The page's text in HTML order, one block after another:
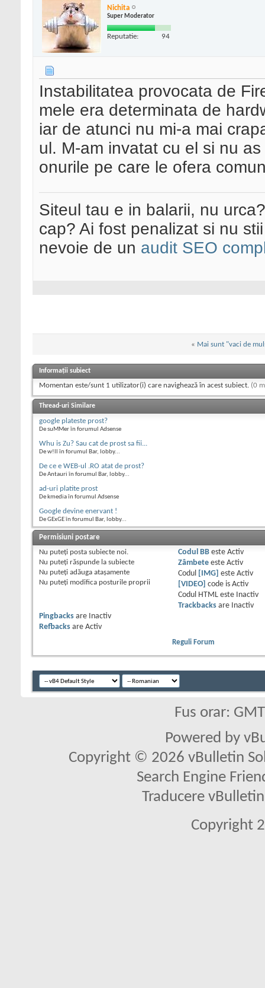
Nichita
Super Moderator
Reputatie: 94
Instabilitatea provocata de
mele era determinata de
iar de atunci nu mi-a mai
ul. M-am invatat cu el si nu
onurile pe care le ofera
Siteul tau e in balarii, nu
cap? Ai fost penalizat si nu
nevoie de un audit SEO
« Mai sunt "vaci de
Informații subiect
Momentan este/sunt 1 utilizator(i) care navighează în acest subiect. (0
Thread-uri Similare
google plateste prost?
De suMMer în forumul Adsense
Whu is Zu? Sau cat de prost sa fii...
De w!ll în forumul Bar, lobby...
De ce e WEB-ul .RO atat de prost?
De Antauri în forumul Bar, lobby...
ad-uri platite prost
De kmedia în forumul Adsense
Google devine enervant !
De GExGE în forumul Bar, lobby...
Permisiuni postare
Nu puteţi posta subiecte noi.
Nu puteţi răspunde la subiecte
Nu puteţi adăuga ataşamente
Nu puteţi modifica posturile proprii
Codul BBeste Activ
Zâmbeteeste Activ
Codul
[IMG] este Activ
[VIDEO] code is Activ
Codul HTML este
Inactiv
Trackbacksare
Inactiv
Pingbacks are
Inactiv
Refbacks are Activ
Reguli Forum
Fus orar:
Powered by
Copyright © 2026 vBulletin
Search Engine
Traducere
Copyright